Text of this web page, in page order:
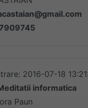
2016-07-18
informatica
Paun